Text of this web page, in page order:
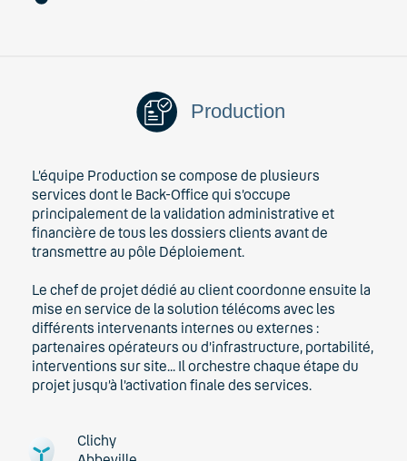
Production
L’équipe Production se compose de plusieurs
services dont le Back-Office qui s’occupe
principalement de la validation administrative et
financière de tous les dossiers clients avant de
transmettre au pôle Déploiement.
Le chef de projet dédié au client coordonne ensuite la
mise en service de la solution télécoms avec les
différents intervenants internes ou externes :
partenaires opérateurs ou d’infrastructure, portabilité,
interventions sur site... Il orchestre chaque étape du
projet jusqu’à l’activation finale des services.
Clichy